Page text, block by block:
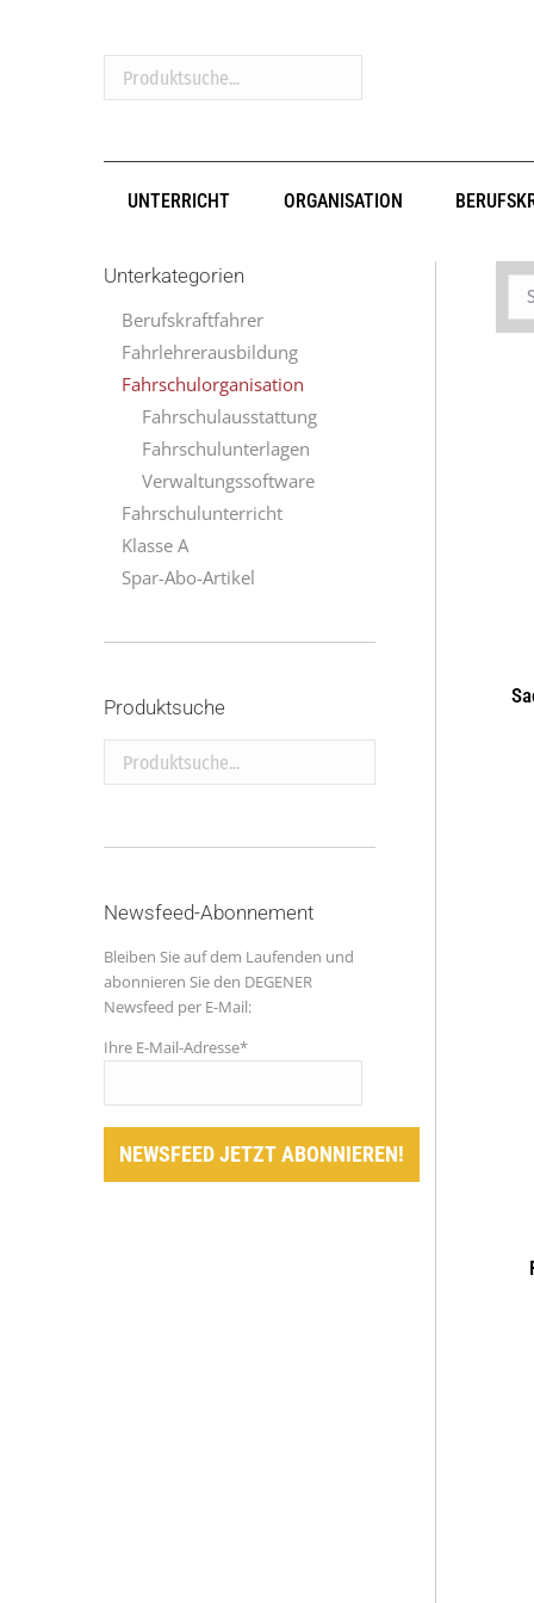
Produktsuche...
UNTERRICHT ORGANISATION
Unterkategorien
Berufskraftfahrer
Fahrlehrerausbildung
Fahrschulorganisation
Fahrschulausstattung
Fahrschulunterlagen
Verwaltungssoftware
Fahrschulunterricht
Klasse A
Spar-Abo-Artikel
Produktsuche
Produktsuche...
Newsfeed-Abonnement
Bleiben Sie auf dem Laufenden und
abonnieren Sie den DEGENER
Newsfeed per E-Mail:
Ihre E-Mail-Adresse*